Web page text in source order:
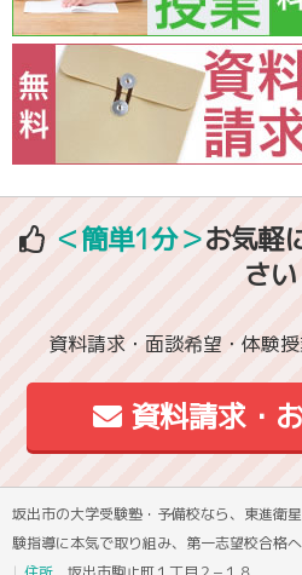
＜簡単1分＞お気軽
さい
資料請求・面談希望・体験
資料請求・
坂出市の大学受験塾・予備校なら、東進衛
験指導に本気で取り組み、第一志望校合格へ